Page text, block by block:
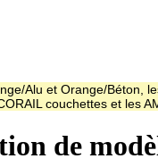
Alu et Orange/
couchettes et les
de